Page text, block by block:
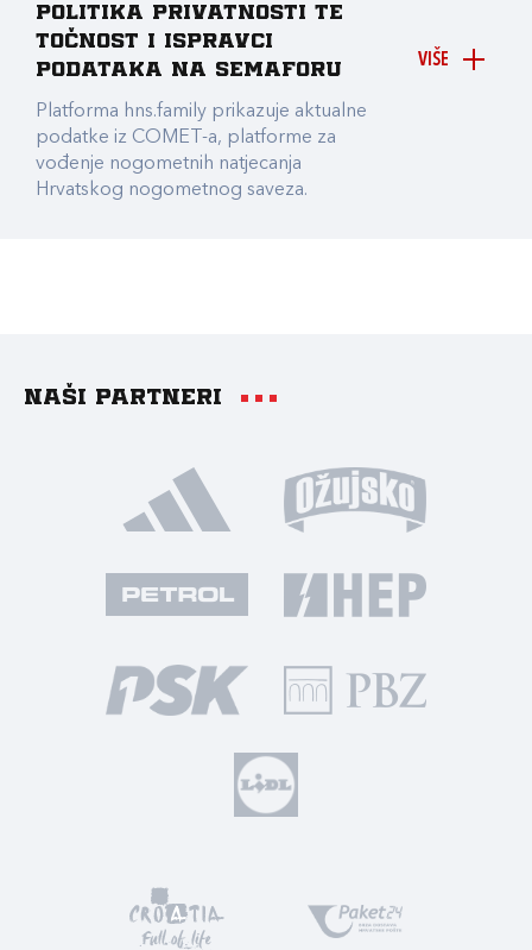
VIŠE
Politika privatnosti te
točnost i ispravci
podataka na Semaforu
Platforma hns.family prikazuje aktualne
podatke iz COMET-a, platforme za
vođenje nogometnih natjecanja
Hrvatskog nogometnog saveza.
Naši partneri